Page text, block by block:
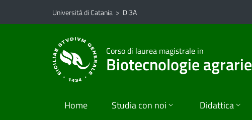
Vai al contenuto principale
Vai al menu di navigazione
Università di Catania > Di3A
Corso di laurea magistrale in
Biotecnologie agrarie
Home Studia con noi Didattica